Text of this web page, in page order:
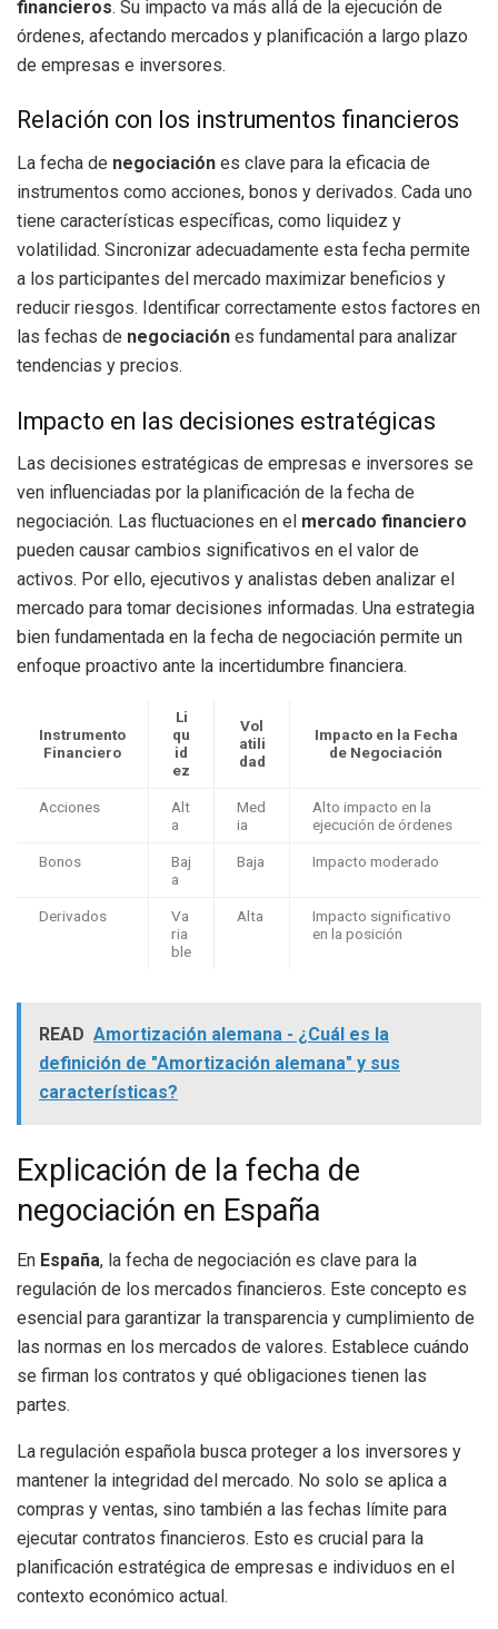
financieros. Su impacto va más allá de la ejecución de
órdenes, afectando mercados y planificación a largo plazo
de empresas e inversores.
Relación con los instrumentos financieros
La fecha de negociación es clave para la eficacia de
instrumentos como acciones, bonos y derivados. Cada uno
tiene características específicas, como liquidez y
volatilidad. Sincronizar adecuadamente esta fecha permite
a los participantes del mercado maximizar beneficios y
reducir riesgos. Identificar correctamente estos factores en
las fechas de negociación es fundamental para analizar
tendencias y precios.
Impacto en las decisiones estratégicas
Las decisiones estratégicas de empresas e inversores se
ven influenciadas por la planificación de la fecha de
negociación. Las fluctuaciones en el mercado financiero
pueden causar cambios significativos en el valor de
activos. Por ello, ejecutivos y analistas deben analizar el
mercado para tomar decisiones informadas. Una estrategia
bien fundamentada en la fecha de negociación permite un
enfoque proactivo ante la incertidumbre financiera.
Instrumento
Financiero
Li
qu
id
ez
Vol
atili
dad
Impacto en la Fecha
de Negociación
Acciones
Alt
a
Med
ia
Alto impacto en la
ejecución de órdenes
Bonos
Baj
a
Baja Impacto moderado
Derivados
Va
ria
ble
Alta
Impacto significativo
en la posición
READ Amortización alemana - ¿Cuál es la
definición de "Amortización alemana" y sus
características?
Explicación de la fecha de
negociación en España
En España, la fecha de negociación es clave para la
regulación de los mercados financieros. Este concepto es
esencial para garantizar la transparencia y cumplimiento de
las normas en los mercados de valores. Establece cuándo
se firman los contratos y qué obligaciones tienen las
partes.
La regulación española busca proteger a los inversores y
mantener la integridad del mercado. No solo se aplica a
compras y ventas, sino también a las fechas límite para
ejecutar contratos financieros. Esto es crucial para la
planificación estratégica de empresas e individuos en el
contexto económico actual.